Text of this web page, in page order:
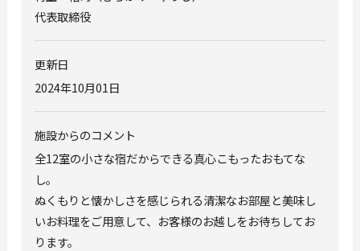
代表取締役
更新日
2024年10月01日
施設からのコメント
全12室の小さな宿だからできる真心こもったおもてな
し。
ぬくもりと懐かしさを感じられる清潔なお部屋と美味し
いお料理をご用意して、お客様のお越しをお待ちしてお
ります。